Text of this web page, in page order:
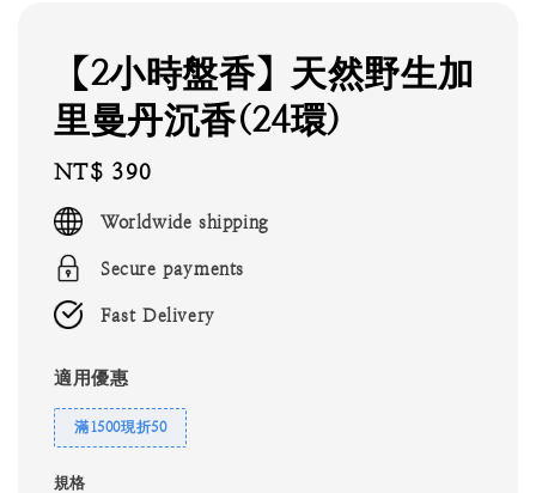
【2小時盤香】天然野生加
里曼丹沉香(24環)
Regular
price
NT$ 390
Worldwide shipping
Secure payments
Fast Delivery
適用優惠
滿1500現折50
規格